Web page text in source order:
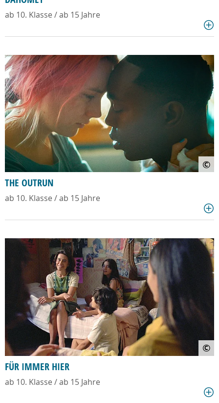
ab 10. Klasse / ab 15 Jahre
©
THE OUTRUN
ab 10. Klasse / ab 15 Jahre
©
FÜR IMMER HIER
ab 10. Klasse / ab 15 Jahre